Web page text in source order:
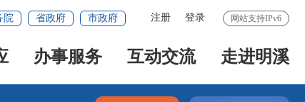
网站支持IPv6
注册 登录
院 省政府 市政府
办事服务 互动交流 走进明溪